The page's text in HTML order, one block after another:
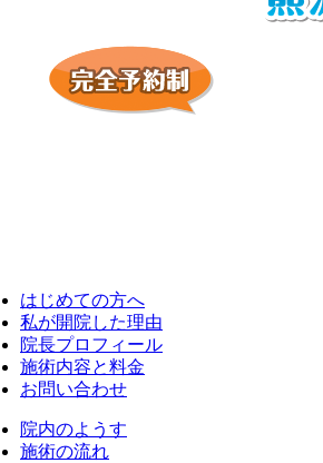
はじめての方へ
私が開院した理由
院長プロフィール
施術内容と料金
お問い合わせ
院内のようす
施術の流れ